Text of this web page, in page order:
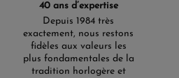
40 ans d’expertise
Depuis 1984 très
exactement, nous restons
fidèles aux valeurs les
plus fondamentales de la
tradition horlogère et